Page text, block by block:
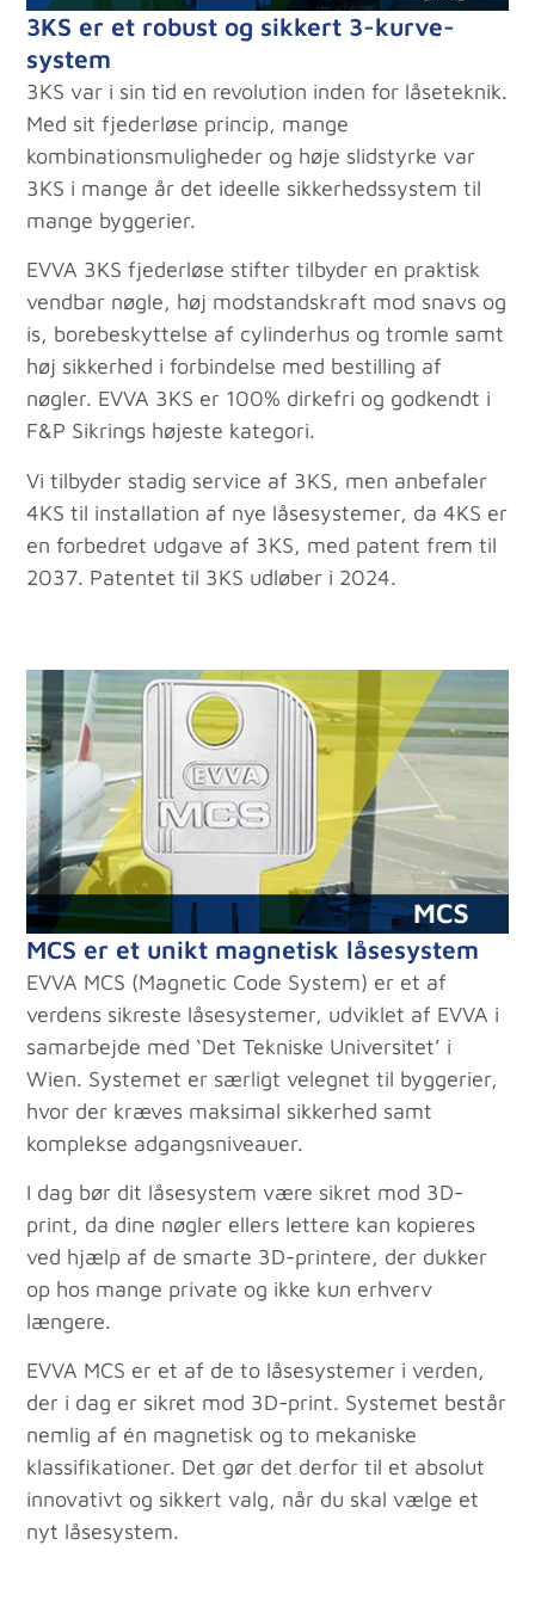
3KS er et robust og sikkert 3-kurve-
system
3KS var i sin tid en revolution inden for låseteknik.
Med sit fjederløse princip, mange
kombinationsmuligheder og høje slidstyrke var
3KS i mange år det ideelle sikkerhedssystem til
mange byggerier.
EVVA 3KS fjederløse stifter tilbyder en praktisk
vendbar nøgle, høj modstandskraft mod snavs og
is, borebeskyttelse af cylinderhus og tromle samt
høj sikkerhed i forbindelse med bestilling af
nøgler. EVVA 3KS er 100% dirkefri og godkendt i
F&P Sikrings højeste kategori.
Vi tilbyder stadig service af 3KS, men anbefaler
4KS til installation af nye låsesystemer, da 4KS er
en forbedret udgave af 3KS, med patent frem til
2037. Patentet til 3KS udløber i 2024.
MCS er et unikt magnetisk låsesystem
EVVA MCS (Magnetic Code System) er et af
verdens sikreste låsesystemer, udviklet af EVVA i
samarbejde med ‘Det Tekniske Universitet’ i
Wien. Systemet er særligt velegnet til byggerier,
hvor der kræves maksimal sikkerhed samt
komplekse adgangsniveauer.
I dag bør dit låsesystem være sikret mod 3D-
print, da dine nøgler ellers lettere kan kopieres
ved hjælp af de smarte 3D-printere, der dukker
op hos mange private og ikke kun erhverv
længere.
EVVA MCS er et af de to låsesystemer i verden,
der i dag er sikret mod 3D-print. Systemet består
nemlig af én magnetisk og to mekaniske
klassifikationer. Det gør det derfor til et absolut
innovativt og sikkert valg, når du skal vælge et
nyt låsesystem.